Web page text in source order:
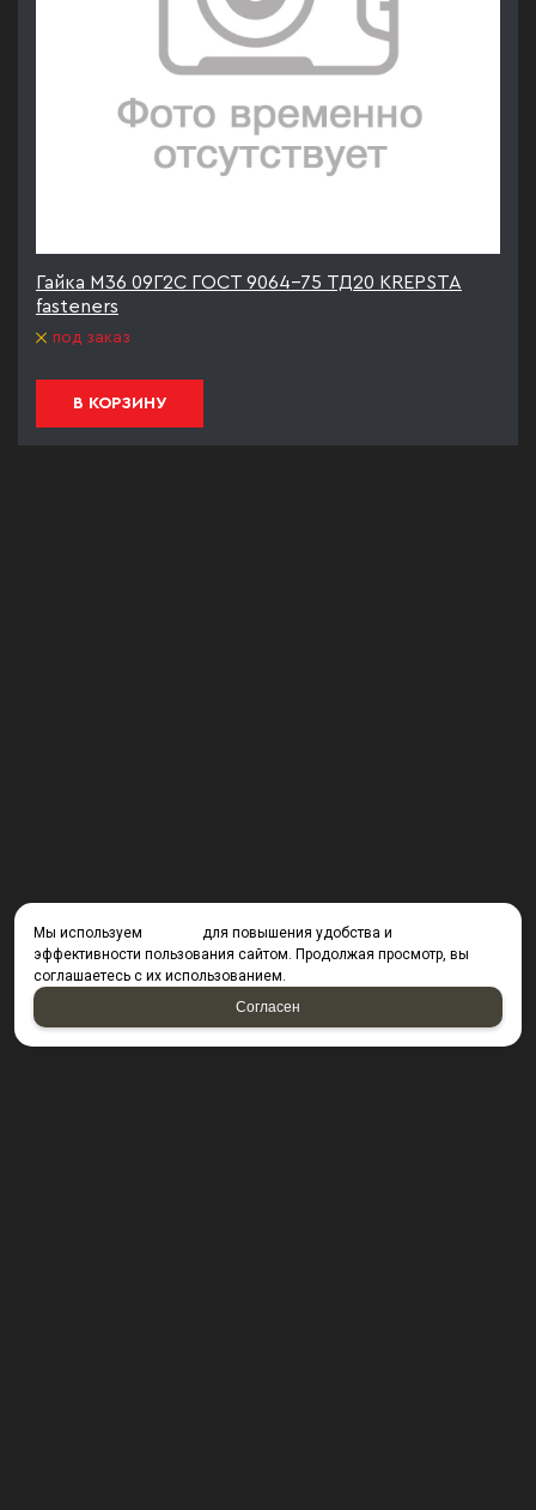
Гайка М36 09Г2С ГОСТ 9064-75 ТД20 KREPSTA
fasteners
под заказ
В КОРЗИНУ
Мы используем
для повышения удобства и
эффективности пользования сайтом. Продолжая просмотр, вы
соглашаетесь с их использованием.
Согласен